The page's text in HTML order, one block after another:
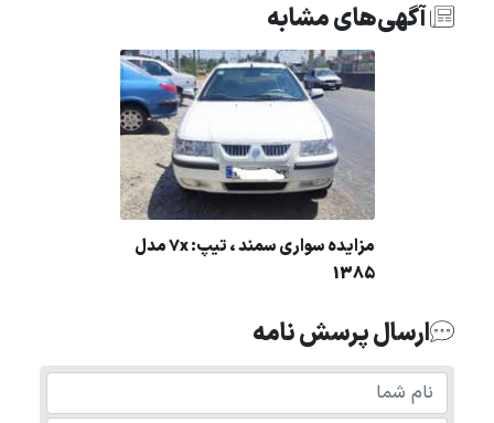
آگهی‌های مشابه
مزایده سواری سمند ، تیپ: 7x مدل
1385
ارسال پرسش نامه